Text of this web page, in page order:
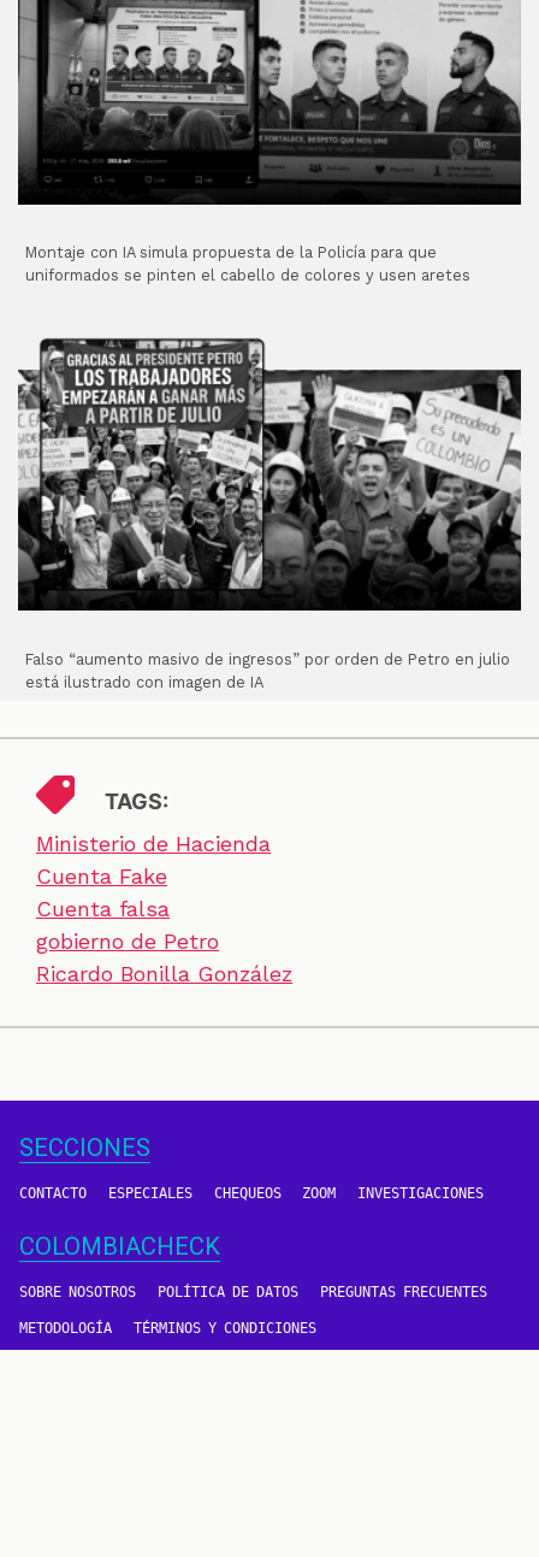
Montaje con IA simula propuesta de la Policía para que
uniformados se pinten el cabello de colores y usen aretes
Falso “aumento masivo de ingresos” por orden de Petro en julio
está ilustrado con imagen de IA
TAGS:
Ministerio de Hacienda
Cuenta Fake
Cuenta falsa
gobierno de Petro
Ricardo Bonilla González
SECCIONES
CONTACTO ESPECIALES CHEQUEOS ZOOM INVESTIGACIONES
COLOMBIACHECK
SOBRE NOSOTROS POLÍTICA DE DATOS PREGUNTAS FRECUENTES
METODOLOGÍA TÉRMINOS Y CONDICIONES